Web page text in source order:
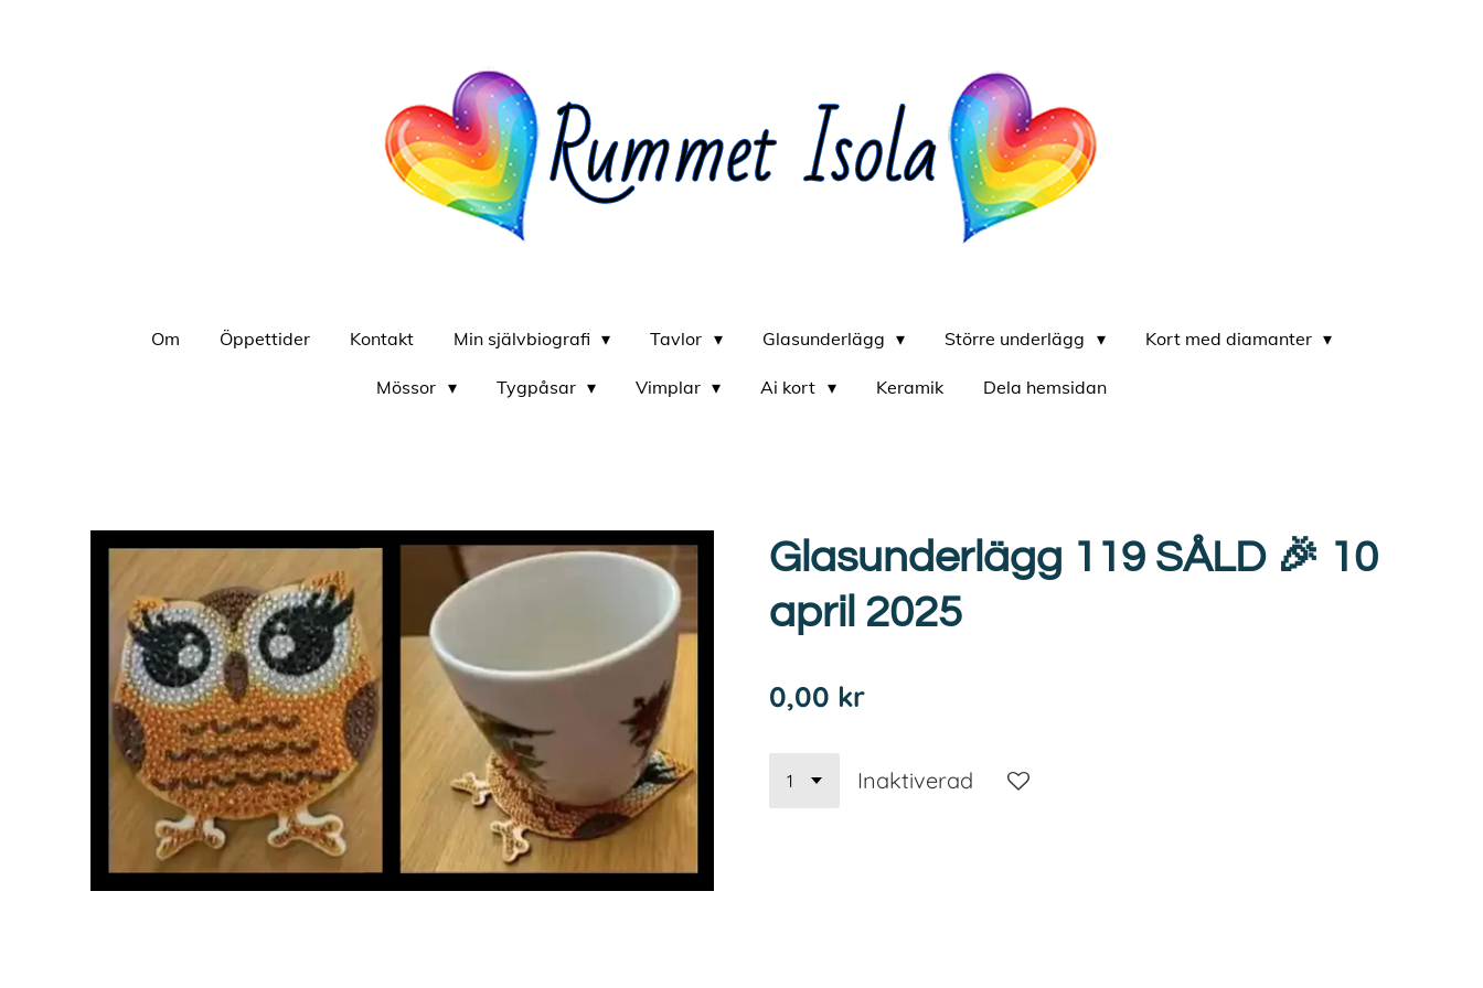
Om Öppettider Kontakt Min självbiografi Tavlor Glasunderlägg Större underlägg Kort med diamanter
Mössor Tygpåsar Vimplar Ai kort Keramik Dela hemsidan
Glasunderlägg 119 SÅLD 🎉 10
april 2025
0,00 kr
Inaktiverad